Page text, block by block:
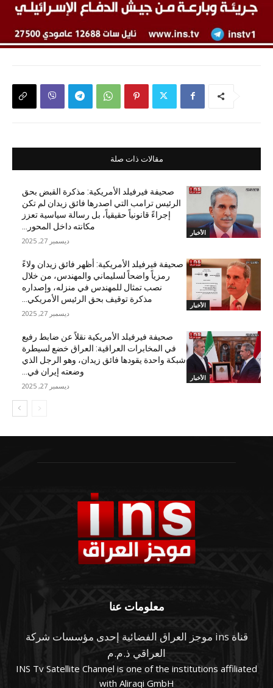
مقالات ذات صلة
الأخبار
صحيفة فيرفيلد الأمريكية: مذكرة القبض بحق
الرئيس ترامب التي اصدرها فائق زيدان لم تكن
إجراءً قانونياً حقيقياً، بل رسالة سياسية تعزز
مكانته داخل المحور...
ديسمبر 27, 2025
الأخبار
صحيفة فيرفيلد الأمريكية: أظهر فائق زيدان ولاءً
رمزياً واضحاً لسليماني والمهندس، من خلال
نصب تمثال للمهندس في منزله، وإصداره
مذكرة توقيف بحق الرئيس الأمريكي...
ديسمبر 27, 2025
الأخبار
صحيفة فيرفيلد الأمريكية نقلاً عن ضابط رفيع
في المخابرات العراقية: العراق خضع لسيطرة
شبكة واحدة يقودها فائق زيدان، وهو الرجل الذي
وضعته إيران في...
ديسمبر 27, 2025
معلومات عنا
قناة ins موجز العراق الفضائية إحدى مؤسسات شركة
العراقي ذ.م.م
INS Tv Satellite Channel is one of the institutions affiliated
with Aliraqi GmbH